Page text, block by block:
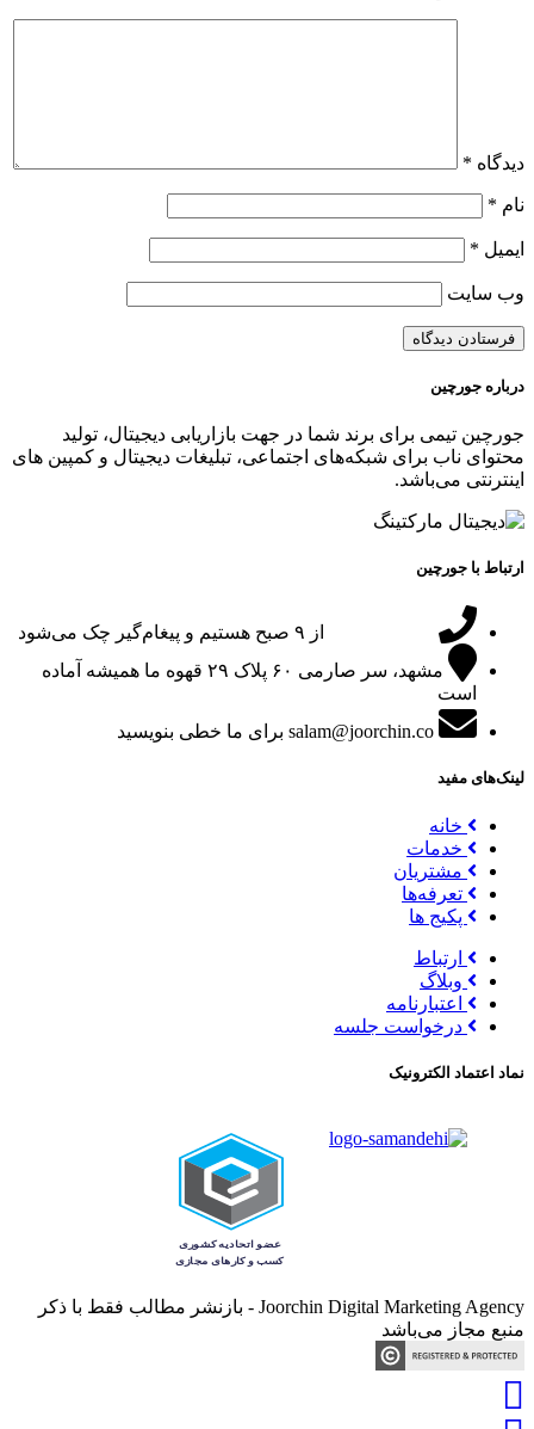
دیدگاه *
نام *
ایمیل *
وب‌ سایت
درباره جورچین
جورچین تیمی برای برند شما در جهت بازاریابی دیجیتال، تولید
محتوای ناب برای شبکه‌های اجتماعی، تبلیغات دیجیتال و کمپین های
اینترنتی می‌باشد.
ارتباط با جورچین
از ۹ صبح هستیم و پیغام‌گیر چک می‌شود
مشهد، سر صارمی ۶۰ پلاک ۲۹
قهوه ما همیشه آماده
است
salam@joorchin.co برای ما خطی بنویسید
لینک‌های مفید
خانه
خدمات
مشتریان
تعرفه‌ها
پکیج ها
ارتباط
وبلاگ
اعتبارنامه
درخواست جلسه
نماد اعتماد الکترونیک
Joorchin Digital Marketing Agency - بازنشر مطالب فقط با ذکر
منبع مجاز می‌باشد